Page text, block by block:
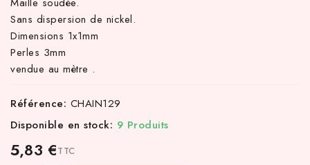
d'achat hors frais de port en France métropolitaine ! À
Sans dispersion de nickel.
Dimensions 1x1mm
Perles 3mm
vendue au mètre .
Référence: CHAIN129
Disponible en stock: 9 Produits
5,83 €TTC